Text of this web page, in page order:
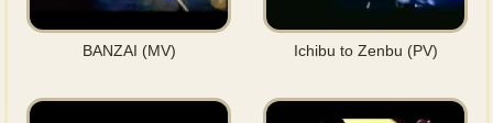
BANZAI (MV) Ichibu to Zenbu (PV)